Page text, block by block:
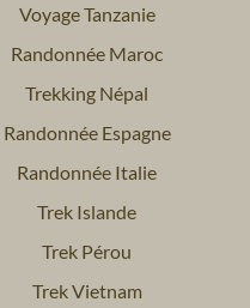
Voyage Tanzanie
Randonnée Maroc
Trekking Népal
Randonnée Espagne
Randonnée Italie
Trek Islande
Trek Pérou
Trek Vietnam